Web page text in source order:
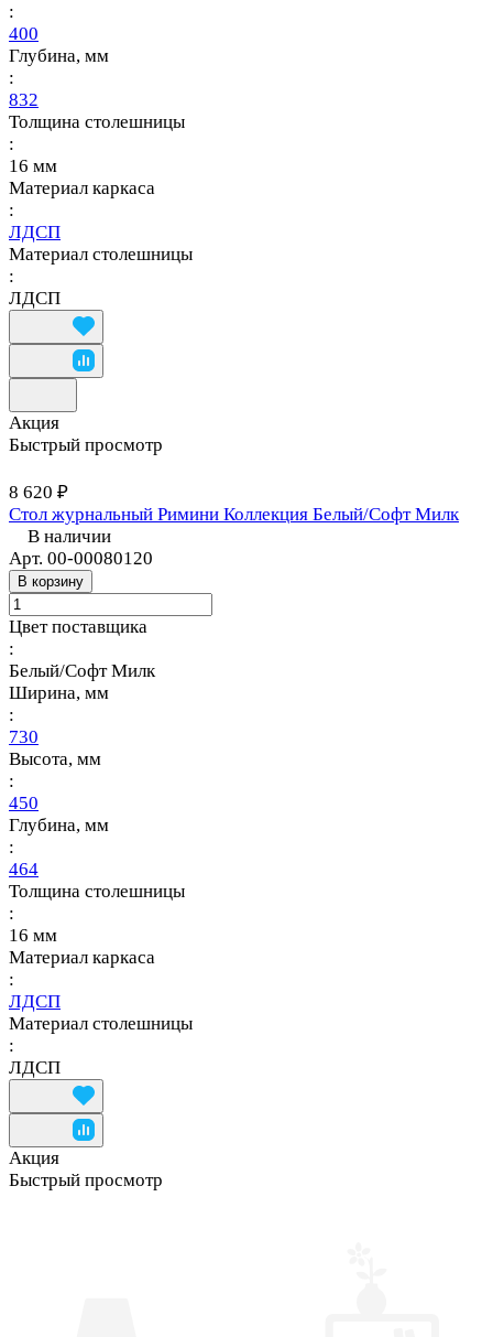
:
400
Глубина, мм
:
832
Толщина столешницы
:
16 мм
Материал каркаса
:
ЛДСП
Материал столешницы
:
ЛДСП
Акция
Быстрый просмотр
8 620 ₽
Стол журнальный Римини Коллекция Белый/Софт Милк
В наличии
Арт. 00-00080120
В корзину
Цвет поставщика
:
Белый/Софт Милк
Ширина, мм
:
730
Высота, мм
:
450
Глубина, мм
:
464
Толщина столешницы
:
16 мм
Материал каркаса
:
ЛДСП
Материал столешницы
:
ЛДСП
Акция
Быстрый просмотр